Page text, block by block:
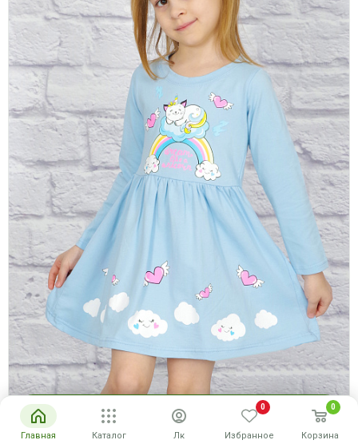
Купить
Главная Каталог Лк
0
Избранное
0
Корзина